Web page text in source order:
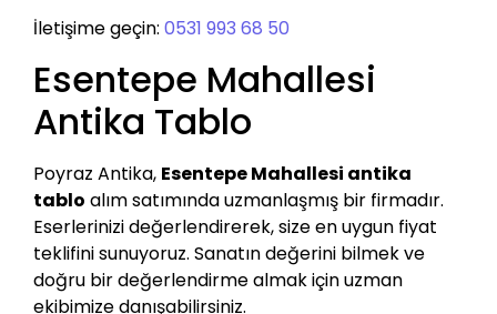
İletişime geçin: 0531 993 68 50
Esentepe Mahallesi
Antika Tablo
Poyraz Antika, Esentepe Mahallesi antika
tablo alım satımında uzmanlaşmış bir firmadır.
Eserlerinizi değerlendirerek, size en uygun fiyat
teklifini sunuyoruz. Sanatın değerini bilmek ve
doğru bir değerlendirme almak için uzman
ekibimize danışabilirsiniz.